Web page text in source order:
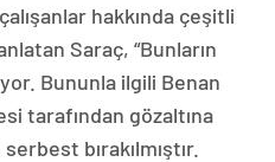
hakkında çeşitli
Saraç, “Bunların
Bununla ilgili Benan
tarafından gözaltına
bırakılmıştır.